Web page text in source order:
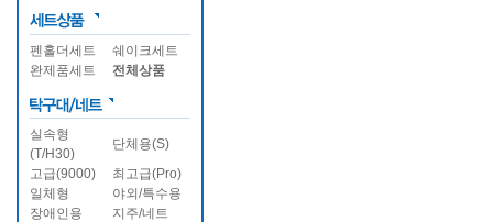
펜홀더세트
쉐이크세트
완제품세트
전체상품
실속형
(T/H30)
단체용(S)
고급(9000)
최고급(Pro)
일체형
야외/특수용
장애인용
지주/네트